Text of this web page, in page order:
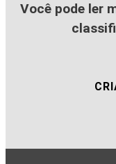
Você pode ler